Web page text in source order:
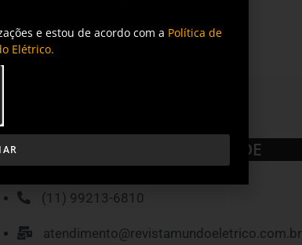
PUBLICIDADE
(11) 99213-6810
atendimento@revistamundoeletrico.com.br
e estou de acordo com a Política de
Elétrico.